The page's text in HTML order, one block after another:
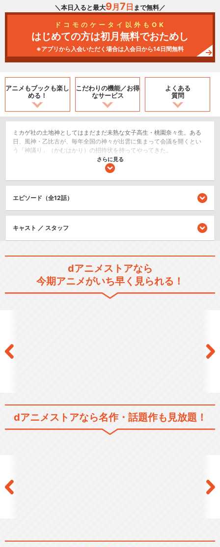
＼本日入ると最大9月 7 日 まで無料／
ドコモのケータイ以外もOK
はじめての方は初月無料でおためし
※アプリから入会いただく場合は入会日から14日間無料
アニメもブックも楽し
める！
こだわりの機能／お得
なサービス
よくある
質問
ミカゲ社の土地神としてはまだまだ未熟な女子高生・桃園奈々生。ある
日、風神・乙比古が、毎年全国の神々が出雲に集まって会議を開くとい
う「神議り」（かむはかり）の招待状を持ってやってきた。
シリーズ／関連のアニメ作品
さらに見る
閉じる
エピソード（全12話）
キャスト ／ スタッフ
dアニメストアなら
今期アニメがいち早く見られる！
dアニメストアなら名作・話題作も見放題！